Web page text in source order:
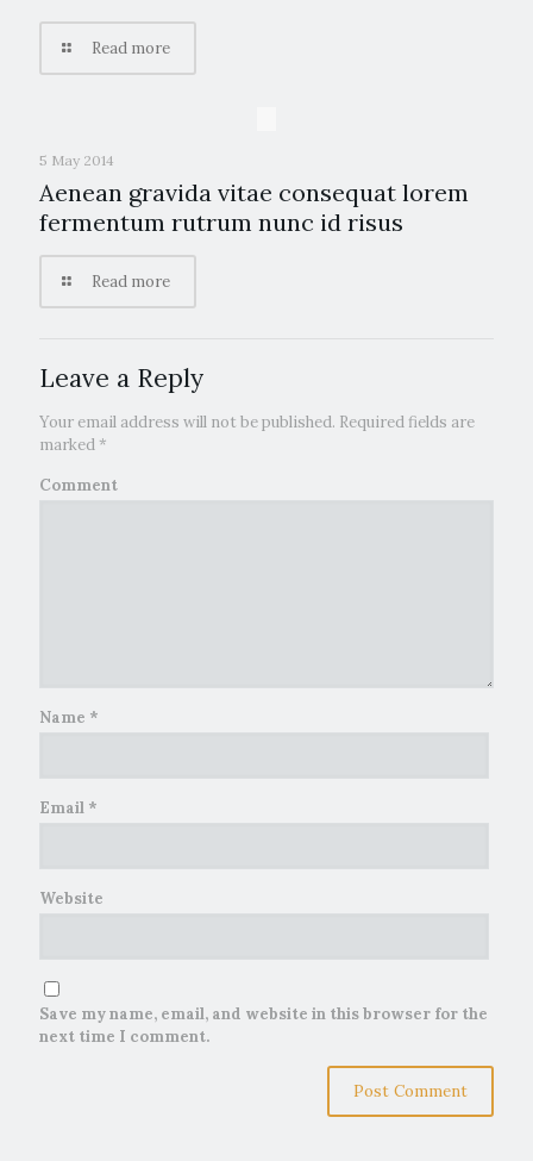
Read more
5 May 2014
Aenean gravida vitae consequat lorem
fermentum rutrum nunc id risus
Read more
Leave a Reply
Your email address will not be published. Required fields are
marked *
Comment
Name *
Email *
Website
Save my name, email, and website in this browser for the
next time I comment.